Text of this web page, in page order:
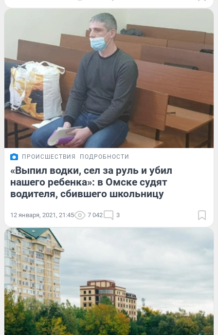
ПРОИСШЕСТВИЯ ПОДРОБНОСТИ
«Выпил водки, сел за руль и убил
нашего ребенка»: в Омске судят
водителя, сбившего школьницу
12 января, 2021, 21:45 7 042 3